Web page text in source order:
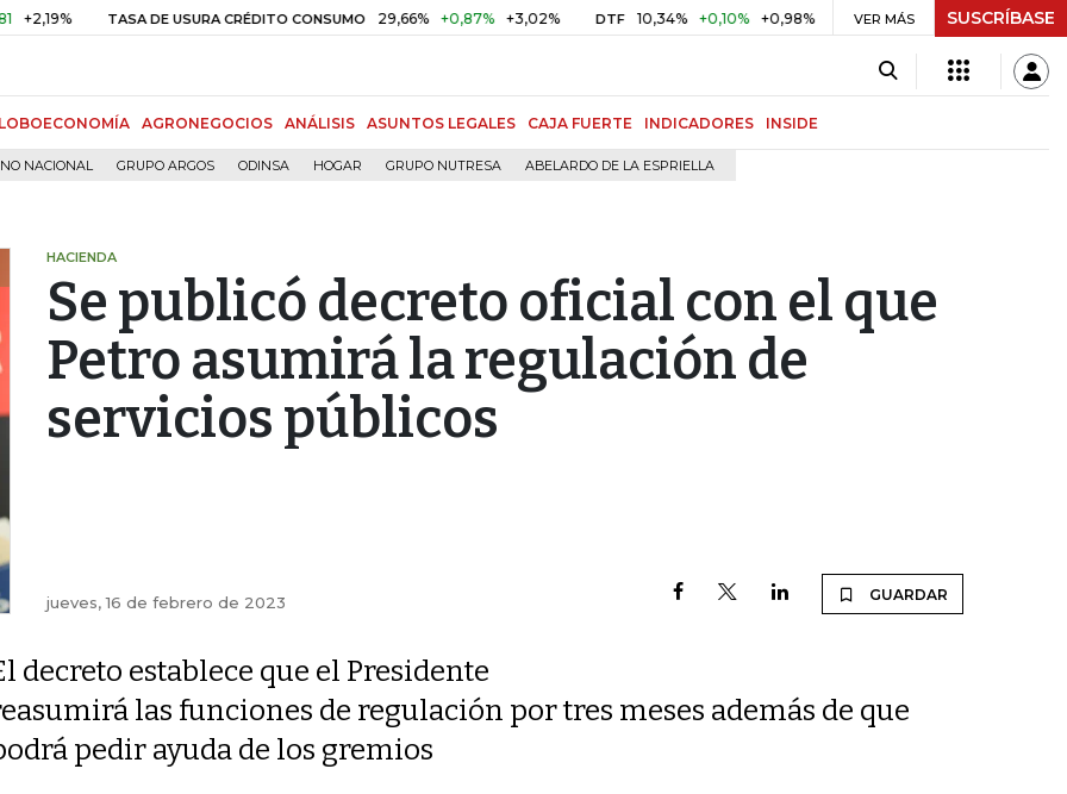
TASA DE USURA CRÉDITO CONSUMO 29,66% +0,87% +3,02% DTF 10,34% +0,10% +0,98% UVR $ 416,96 +$ 0,05 +0,01%
VER MÁS SUSCRÍBASE
AGRONEGOCIOS ANÁLISIS ASUNTOS LEGALES CAJA FUERTE INDICADORES INSIDE
NACIONAL GRUPO ARGOS ODINSA HOGAR GRUPO NUTRESA ABELARDO DE LA ESPRIELLA
HACIENDA
Se publicó decreto oficial con el que
Petro asumirá la regulación de
servicios públicos
jueves, 16 de febrero de 2023 GUARDAR
decreto establece que el Presidente
las funciones de regulación por tres meses además de que
pedir ayuda de los gremios